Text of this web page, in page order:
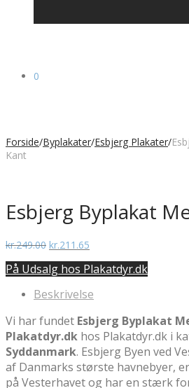
0
Forside/Byplakater/Esbjerg Plakater/
Kant
Esbjerg Byplakat
kr.249.00 Den
pris
kr.249.00.
kr.211.65
pris
kr.211.65.
På Udsalg hos Plakatdyr.dk
Beskrivelse
Vi har fundet Esbjerg Byplakat
Plakatdyr.dk hos Plakatdyr.dk i
Syddanmark. Esbjerg Byen ved
af Danmarks største havnebyer,
på Vesterhavet og har en stærk